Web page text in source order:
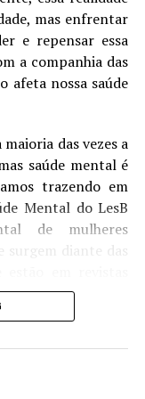
mas enfrentar
e repensar essa
a companhia das
afeta nossa saúde
das vezes a
saúde mental é
trazendo em
Mental do LesB
de mulheres
diante das
feitos na área
e percebidos
mulheres